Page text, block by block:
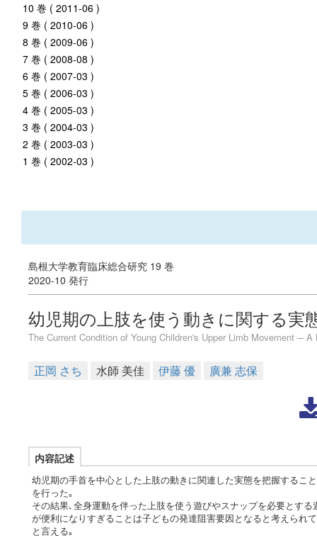
10 巻 ( 2011-06 )
9 巻 ( 2010-06 )
8 巻 ( 2009-06 )
7 巻 ( 2008-08 )
6 巻 ( 2007-03 )
5 巻 ( 2006-03 )
4 巻 ( 2005-03 )
3 巻 ( 2004-03 )
2 巻 ( 2003-03 )
1 巻 ( 2002-03 )
島根大学教育臨床総合研究 19 巻
2020-10 発行
幼児期の上肢を使う動きに関する
The Current Condition of Young Children's Upper Limb Movement ─
正岡 さち 水師 美佳 伊藤 優 廣兼 志保
内容記述
幼児期の手首を中心とした上肢の動きに関連した実態を把握するこ
を行った｡
その結果､全身運動を伴った上肢を使う遊びやスナップを必要とす
が便利になりすぎることは子どもの発達阻害要因となると考えられ
と言える｡